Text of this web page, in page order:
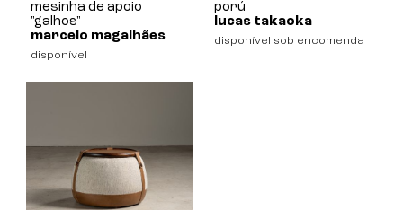
mesinha de apoio
"galhos"
marcelo magalhães
disponível
porú
lucas takaoka
disponível sob encomenda